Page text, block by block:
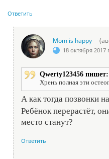
Ответить
Mom is happy
18 октября 2017
Qwerty123456 пишет:
Хрень полная эти
А как тогда позвонки
Ребёнок перерастёт,
место станут?
Ответить